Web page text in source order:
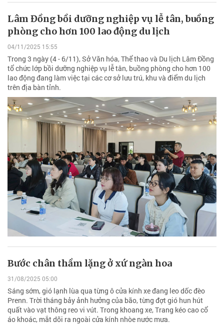
Lâm Đồng bồi dưỡng nghiệp vụ lễ tân, buồng
phòng cho hơn 100 lao động du lịch
04/11/2025 15:55
Trong 3 ngày (4 - 6/11), Sở Văn hóa, Thể thao và Du lịch Lâm Đồng
tổ chức lớp bồi dưỡng nghiệp vụ lễ tân, buồng phòng cho hơn 100
lao động đang làm việc tại các cơ sở lưu trú, khu và điểm du lịch
trên địa bàn tỉnh.
Bước chân thầm lặng ở xứ ngàn hoa
31/08/2025 05:00
Sáng sớm, gió lạnh lùa qua từng ô cửa kính xe đang leo dốc đèo
Prenn. Trời tháng bảy ảnh hưởng của bão, từng đợt gió hun hút
quất vào vạt thông reo vi vút. Trong khoang xe, Trang kéo cao cổ
áo khoác, mắt dõi ra ngoài cửa kính nhòe nước mưa.